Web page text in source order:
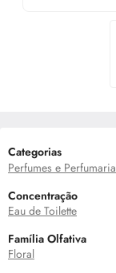
Categorias
Perfumes e Perfumaria
Concentração
Eau de Toilette
Família Olfativa
Floral